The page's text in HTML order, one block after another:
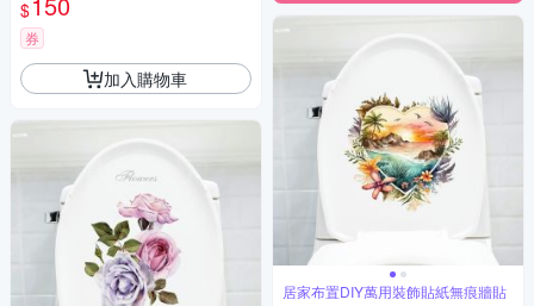
痕壁貼 牆貼
$
券
加入購物車
居家布置DIY萬用裝飾貼紙無痕牆貼